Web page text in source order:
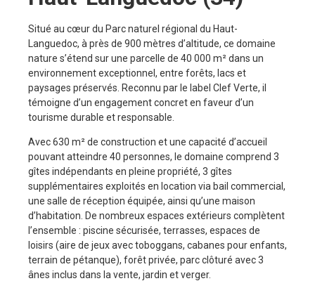
Situé au cœur du Parc naturel régional du Haut-
Languedoc, à près de 900 mètres d’altitude, ce domaine
nature s’étend sur une parcelle de 40 000 m² dans un
environnement exceptionnel, entre forêts, lacs et
paysages préservés. Reconnu par le label Clef Verte, il
témoigne d’un engagement concret en faveur d’un
tourisme durable et responsable.
Avec 630 m² de construction et une capacité d’accueil
pouvant atteindre 40 personnes, le domaine comprend 3
gîtes indépendants en pleine propriété, 3 gîtes
supplémentaires exploités en location via bail commercial,
une salle de réception équipée, ainsi qu’une maison
d’habitation. De nombreux espaces extérieurs complètent
l’ensemble : piscine sécurisée, terrasses, espaces de
loisirs (aire de jeux avec toboggans, cabanes pour enfants,
terrain de pétanque), forêt privée, parc clôturé avec 3
ânes inclus dans la vente, jardin et verger.